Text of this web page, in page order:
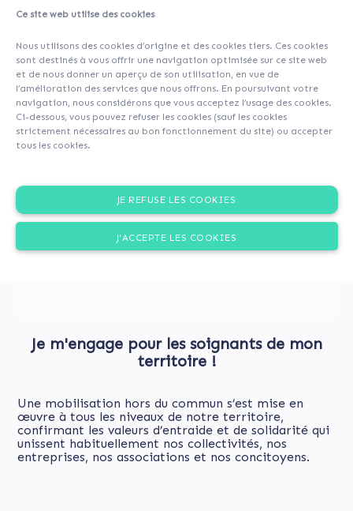
Ce site web utilise des cookies
Nous utilisons des cookies d’origine et des cookies tiers. Ces cookies
sont destinés à vous offrir une navigation optimisée sur ce site web
et de nous donner un aperçu de son utilisation, en vue de
l’amélioration des services que nous offrons. En poursuivant votre
navigation, nous considérons que vous acceptez l’usage des cookies.
Ci-dessous, vous pouvez refuser les cookies (sauf les cookies
strictement nécessaires au bon fonctionnement du site) ou accepter
tous les cookies.
JE REFUSE LES COOKIES
J'ACCEPTE LES COOKIES
Je m'engage pour les soignants de mon
territoire !
Une mobilisation hors du commun s’est mise en
œuvre à tous les niveaux de notre territoire,
confirmant les valeurs d’entraide et de solidarité qui
unissent habituellement nos collectivités, nos
entreprises, nos associations et nos concitoyens.